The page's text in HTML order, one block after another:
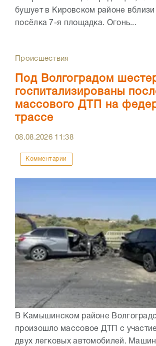
бушует в Кировском районе вблизи
посёлка 7-я площадка. Огонь...
Происшествия
Под Волгоградом
госпитализированы
массового ДТП на
трассе
08.08.2026 11:38
Комментарии
В Камышинском районе
произошло массовое ДТП с
двух легковых автомобилей.